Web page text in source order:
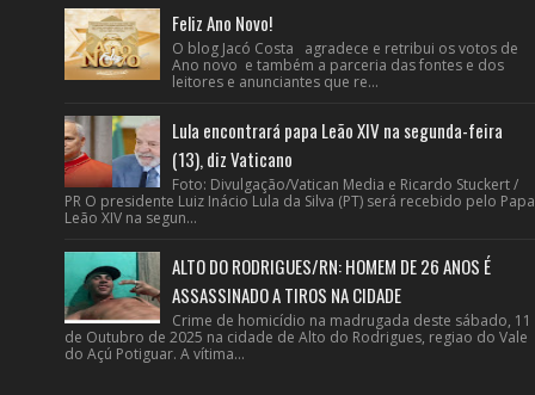
Feliz Ano Novo!
O blog Jacó Costa agradece e retribui os votos de
Ano novo e também a parceria das fontes e dos
leitores e anunciantes que re...
Lula encontrará papa Leão XIV na segunda-feira
(13), diz Vaticano
Foto: Divulgação/Vatican Media e Ricardo Stuckert /
PR O presidente Luiz Inácio Lula da Silva (PT) será recebido pelo Papa
Leão XIV na segun...
ALTO DO RODRIGUES/RN: HOMEM DE 26 ANOS É
ASSASSINADO A TIROS NA CIDADE
Crime de homicídio na madrugada deste sábado, 11
de Outubro de 2025 na cidade de Alto do Rodrigues, regiao do Vale
do Açú Potiguar. A vítima...